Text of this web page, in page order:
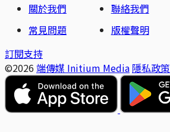
關於我們
聯絡我們
常見問題
版權聲明
訂閱支持
©2026 端傳媒 Initium Media 隱私政策